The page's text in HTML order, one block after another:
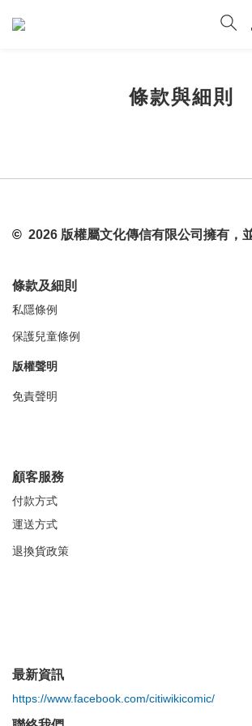
條款與細則
© 2026 版權屬文化傳信有限公司擁有，
條款及細則
私隱條例
保護兒童條例
版權聲明
免責聲明
顧客服務
付款方式
運送方式
退換貨政策
最新資訊
https://www.facebook.com/citiwikicomic/